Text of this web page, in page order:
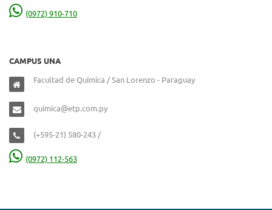
(0972) 910-710
CAMPUS UNA
Facultad de Química / San Lorenzo - Paraguay
quimica@etp.com.py
(+595-21) 580-243 /
(0972) 112-563